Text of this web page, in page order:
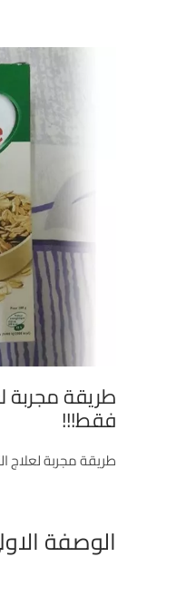
طريقة مجربة
فقط!!!
طريقة مجربة لعلاج
الوصفة